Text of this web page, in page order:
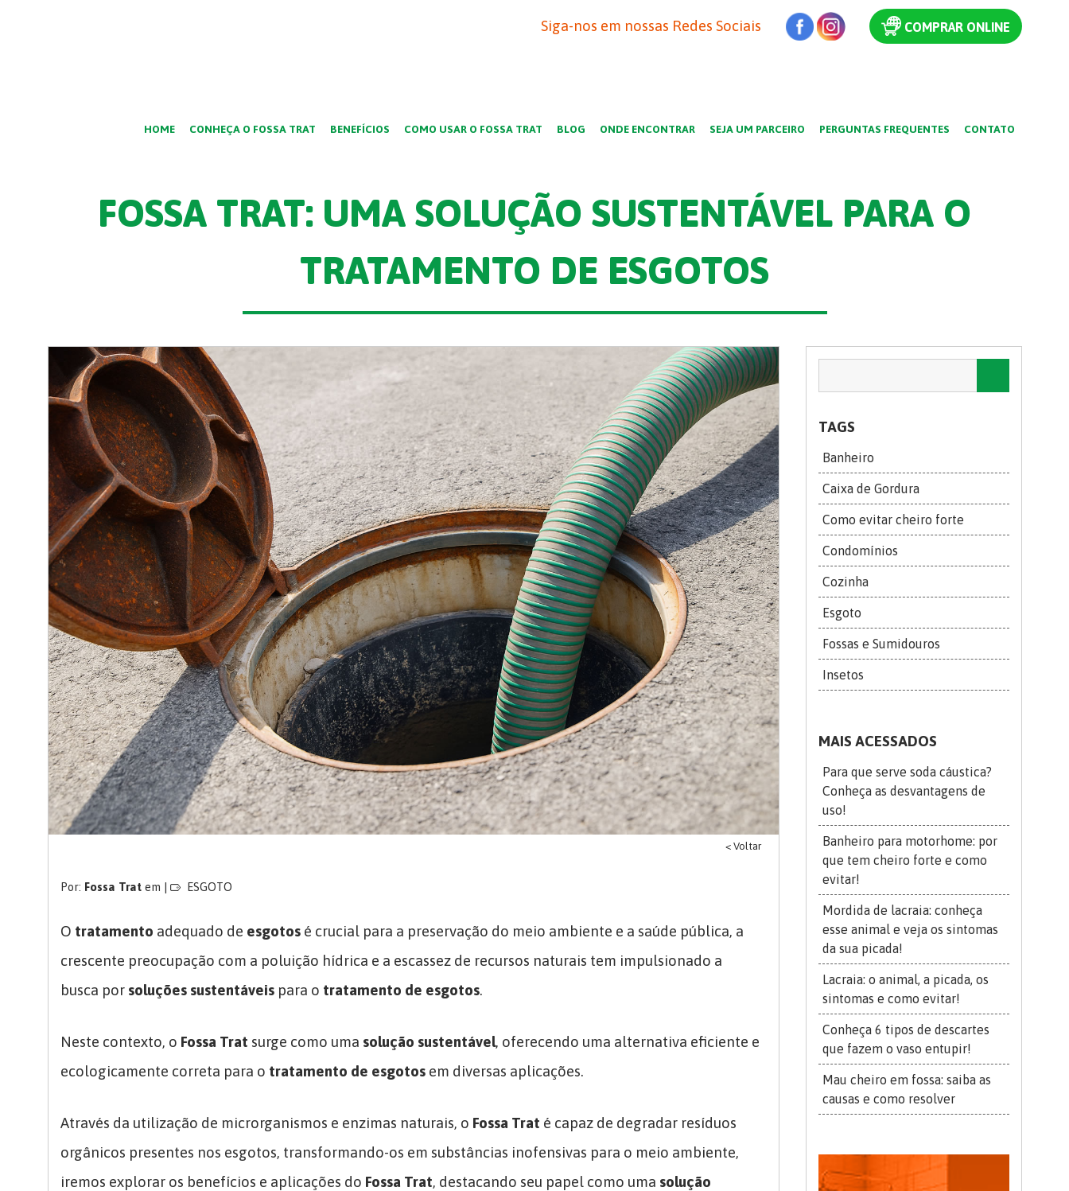
COMPRAR ONLINE
Siga-nos em nossas Redes Sociais
HOME CONHEÇA O FOSSA TRAT BENEFÍCIOS COMO USAR O FOSSA TRAT BLOG ONDE ENCONTRAR SEJA UM PARCEIRO PERGUNTAS FREQUENTES CONTATO
FOSSA TRAT: UMA SOLUÇÃO SUSTENTÁVEL PARA O
TRATAMENTO DE ESGOTOS
< Voltar
Por: Fossa Tratem | ESGOTO
O tratamento adequado de esgotosé crucial para a preservação do meio ambiente e a saúde pública, a
crescente preocupação com a poluição hídrica e a escassez de recursos naturais tem impulsionado a
busca por soluções sustentáveispara o tratamento de esgotos.
Neste contexto, o Fossa Trat surge como uma solução sustentável, oferecendo uma alternativa eficiente e
ecologicamente correta para o tratamento de esgotosem diversas aplicações.
Através da utilização de microrganismos e enzimas naturais, o Fossa Trat é capaz de degradar resíduos
orgânicos presentes nos esgotos, transformando-os em substâncias inofensivas para o meio ambiente,
iremos explorar os benefícios e aplicações do Fossa Trat, destacando seu papel como uma solução
TAGS
Banheiro
Caixa de Gordura
Como evitar cheiro forte
Condomínios
Cozinha
Esgoto
Fossas e Sumidouros
Insetos
MAIS ACESSADOS
Para que serve soda cáustica?
Conheça as desvantagens de
uso!
Banheiro para motorhome: por
que tem cheiro forte e como
evitar!
Mordida de lacraia: conheça
esse animal e veja os sintomas
da sua picada!
Lacraia: o animal, a picada, os
sintomas e como evitar!
Conheça 6 tipos de descartes
que fazem o vaso entupir!
Mau cheiro em fossa: saiba as
causas e como resolver